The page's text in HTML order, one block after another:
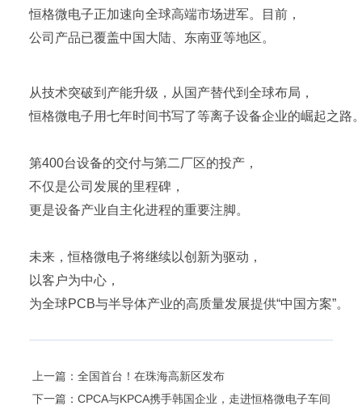
恒格微电子正加速向全球高端市场进军。目前，
公司产品已覆盖中国大陆、东南亚等地区。
从技术突破到产能升级，从国产替代到全球布局，
恒格微电子用七年时间书写了等离子设备企业的崛起之路
第400台设备的交付与第二厂区的投产，
不仅是公司发展的里程碑，
更是设备产业自主化进程的重要注脚。
未来，恒格微电子将继续以创新为驱动，
以客户为中心，
为全球PCB与半导体产业的高质量发展提供“中国方案”。
上一篇：全国首台！在珠海高新区发布
下一篇：CPCA与KPCA携手韩国企业，走进恒格微电子车间